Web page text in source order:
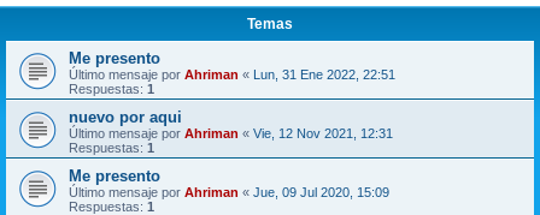
Temas
Me presento
Último mensaje por Ahriman « Lun, 31 Ene 2022, 22:51
Respuestas: 1
nuevo por aqui
Último mensaje por Ahriman « Vie, 12 Nov 2021, 12:31
Respuestas: 1
Me presento
Último mensaje por Ahriman « Jue, 09 Jul 2020, 15:09
Respuestas: 1